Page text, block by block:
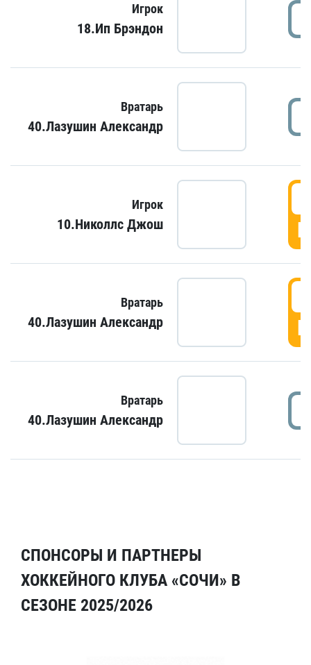
Игрок
18.Ип Брэндон
Вратарь
40.Лазушин Александр
Игрок
10.Николлс Джош
Вратарь
40.Лазушин Александр
Вратарь
40.Лазушин Александр
СПОНСОРЫ И ПАРТНЕРЫ
ХОККЕЙНОГО КЛУБА «СОЧИ» В
СЕЗОНЕ 2025/2026